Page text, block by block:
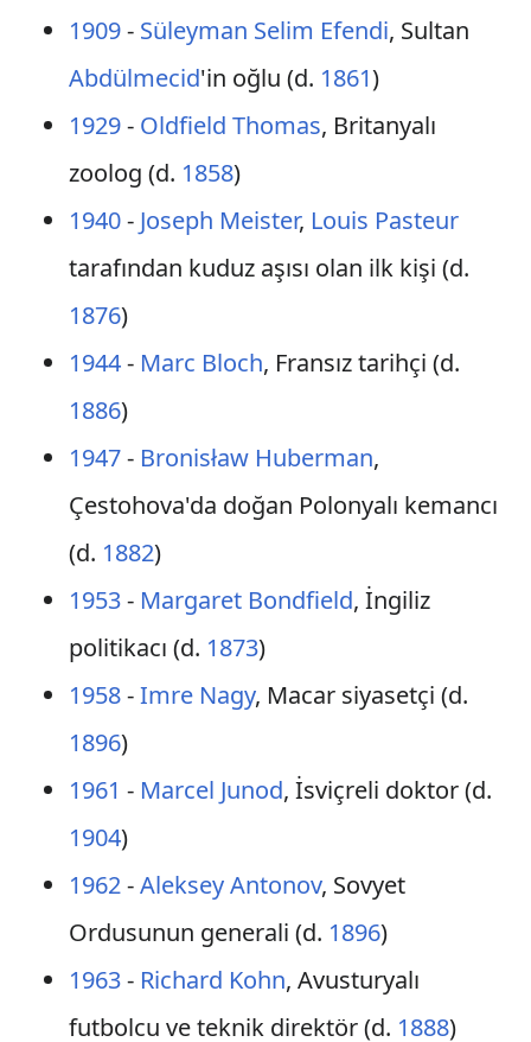
1909- Süleyman Selim Efendi, Sultan
Abdülmecid'in oğlu (d. 1861)
1929- Oldfield Thomas, Britanyalı
zoolog (d. 1858)
1940- Joseph Meister, Louis Pasteur
tarafından kuduz aşısı olan ilk kişi (d.
1876)
1944- Marc Bloch, Fransız tarihçi (d.
1886)
1947- Bronisław Huberman,
Çestohova'da doğan Polonyalı kemancı
(d. 1882)
1953- Margaret Bondfield, İngiliz
politikacı (d. 1873)
1958-Imre Nagy, Macar siyasetçi (d.
1896)
1961 - Marcel Junod, İsviçreli doktor (d.
1904)
1962-Aleksey Antonov, Sovyet
Ordusunun generali (d. 1896)
1963- Richard Kohn, Avusturyalı
futbolcu ve teknik direktör (d. 1888)